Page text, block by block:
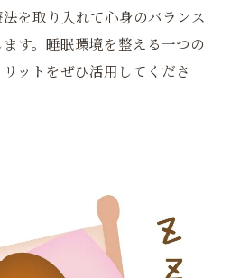
を取り入れて心身のバランス
す。睡眠環境を整える一つの
ットをぜひ活用してくださ